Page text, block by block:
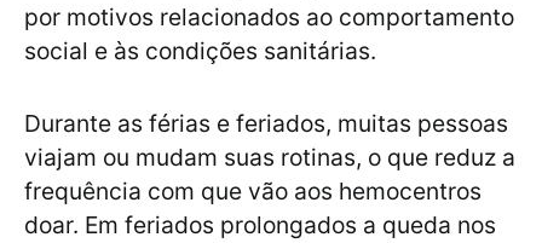
por motivos relacionados ao comportamento
social e às condições sanitárias.
Durante as férias e feriados, muitas pessoas
viajam ou mudam suas rotinas, o que reduz a
frequência com que vão aos hemocentros
doar. Em feriados prolongados a queda nos